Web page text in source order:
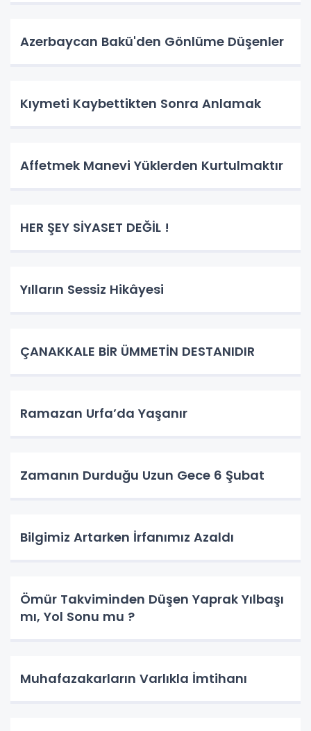
Azerbaycan Bakü'den Gönlüme Düşenler
Kıymeti Kaybettikten Sonra Anlamak
Affetmek Manevi Yüklerden Kurtulmaktır
HER ŞEY SİYASET DEĞİL !
Yılların Sessiz Hikâyesi
ÇANAKKALE BİR ÜMMETİN DESTANIDIR
Ramazan Urfa’da Yaşanır
Zamanın Durduğu Uzun Gece 6 Şubat
Bilgimiz Artarken İrfanımız Azaldı
Ömür Takviminden Düşen Yaprak Yılbaşı
mı, Yol Sonu mu ?
Muhafazakarların Varlıkla İmtihanı